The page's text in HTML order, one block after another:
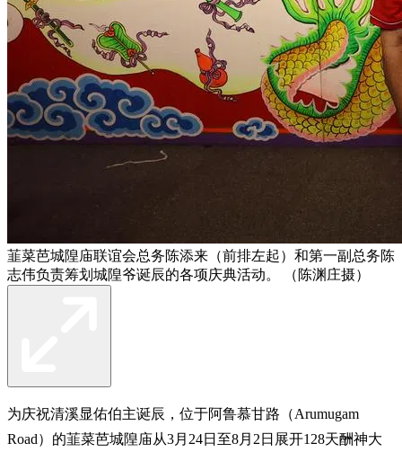
韮菜芭城隍庙联谊会总务陈添来（前排左起）和第一副总务陈
志伟负责筹划城隍爷诞辰的各项庆典活动。 （陈渊庄摄）
为庆祝清溪显佑伯主诞辰，位于阿鲁慕甘路（Arumugam
Road）的韮菜芭城隍庙从3月24日至8月2日展开128天酬神大